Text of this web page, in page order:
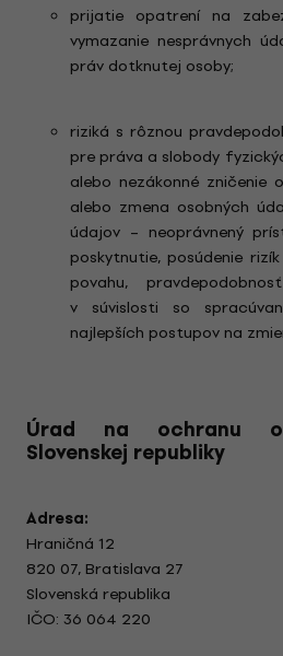
prijatie opatrení na
vymazanie nesprávnych
práv dotknutej osoby;
riziká s rôznou
pre práva a slobody
alebo nezákonné zničenie
alebo zmena osobných
údajov – neoprávnený
poskytnutie, posúdenie
povahu,
v súvislosti so
najlepších postupov na
Úrad na ochranu
Slovenskej republiky
Adresa:
Hraničná 12
820 07, Bratislava 27
Slovenská republika
IČO: 36 064 220